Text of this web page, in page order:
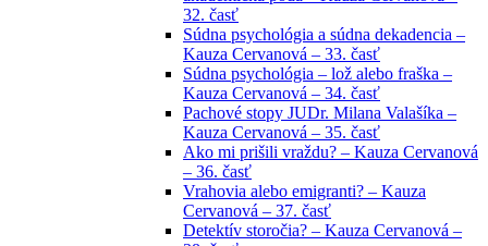
32. časť
Súdna psychológia a súdna dekadencia –
Kauza Cervanová – 33. časť
Súdna psychológia – lož alebo fraška –
Kauza Cervanová – 34. časť
Pachové stopy JUDr. Milana Valašíka –
Kauza Cervanová – 35. časť
Ako mi prišili vraždu? – Kauza Cervanová
– 36. časť
Vrahovia alebo emigranti? – Kauza
Cervanová – 37. časť
Detektív storočia? – Kauza Cervanová –